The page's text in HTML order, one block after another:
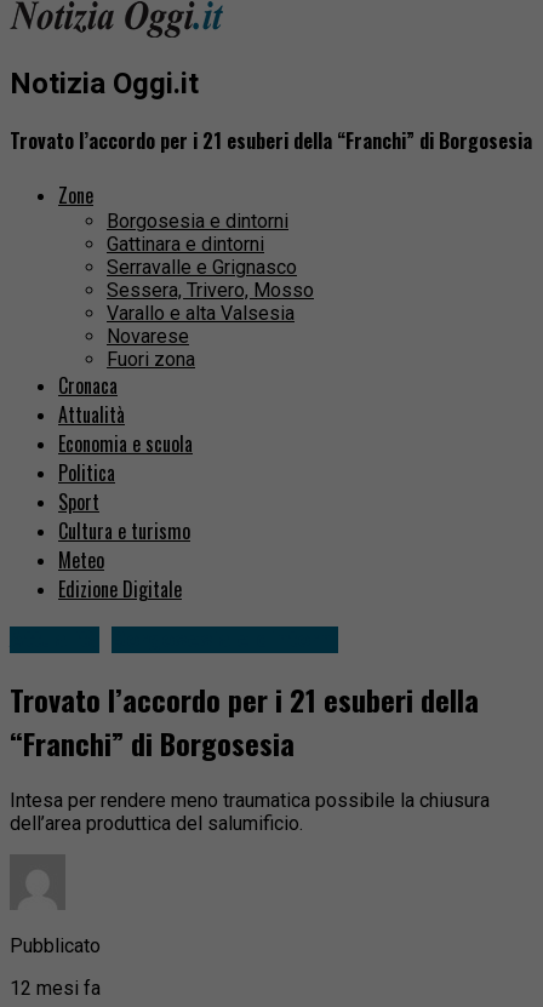
Notizia Oggi.it
Trovato l’accordo per i 21 esuberi della “Franchi” di Borgosesia
Zone
Borgosesia e dintorni
Gattinara e dintorni
Serravalle e Grignasco
Sessera, Trivero, Mosso
Varallo e alta Valsesia
Novarese
Fuori zona
Cronaca
Attualità
Economia e scuola
Politica
Sport
Cultura e turismo
Meteo
Edizione Digitale
Trovato l’accordo per i 21 esuberi della
“Franchi” di Borgosesia
Intesa per rendere meno traumatica possibile la chiusura
dell’area produttica del salumificio.
Pubblicato
12 mesi fa